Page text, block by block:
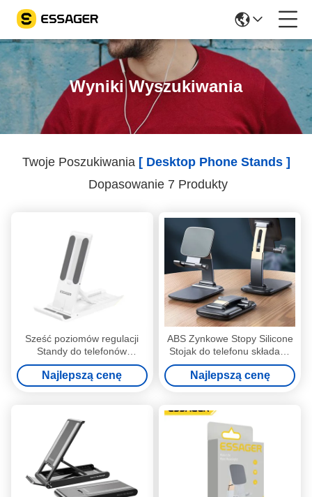
Wyniki Wyszukiwania
Twoje Poszukiwania [ Desktop Phone Stands ]
Dopasowanie 7 Produkty
Sześć poziomów regulacji
Standy do telefonów
stacjonarnych składane
regulowane
Najlepszą cenę
ABS Zynkowe Stopy Silicone
Stojak do telefonu składany
regulowany
Najlepszą cenę